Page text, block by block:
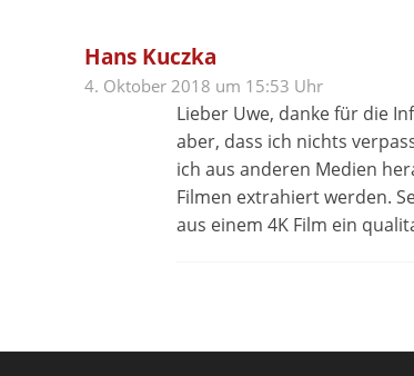
Hans Kuczka
4. Oktober 2018 um 15:53 Uhr
Lieber Uwe, danke für die
aber, dass ich nichts
ich aus anderen Medien
Filmen extrahiert werden.
aus einem 4K Film ein